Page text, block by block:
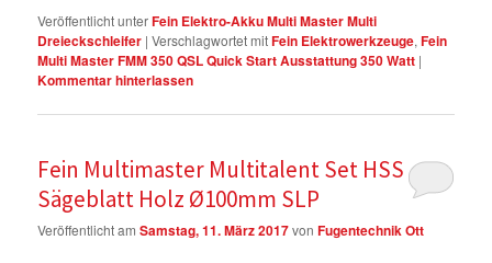
Veröffentlicht unterFein Elektro-Akku Multi Master Multi
Dreieckschleifer |Verschlagwortet mitFein Elektrowerkzeuge,Fein
Multi Master FMM 350 QSL Quick Start Ausstattung 350 Watt |
Kommentar hinterlassen
Fein Multimaster Multitalent Set HSS
Sägeblatt Holz Ø100mm SLP
Veröffentlicht amSamstag, 11. März 2017vonFugentechnik Ott